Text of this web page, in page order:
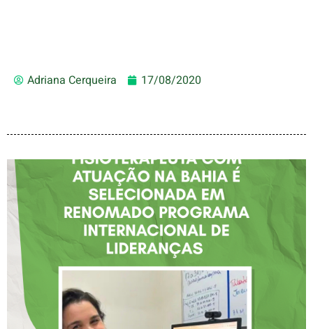
Adriana Cerqueira 17/08/2020
FISIOTERAPEUTA COM
ATUAÇÃO NA BAHIA É
SELECIONADA EM
RENOMADO PROGRAMA
INTERNACIONAL DE
LIDERANÇAS